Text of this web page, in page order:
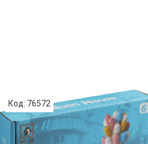
Код: 76572